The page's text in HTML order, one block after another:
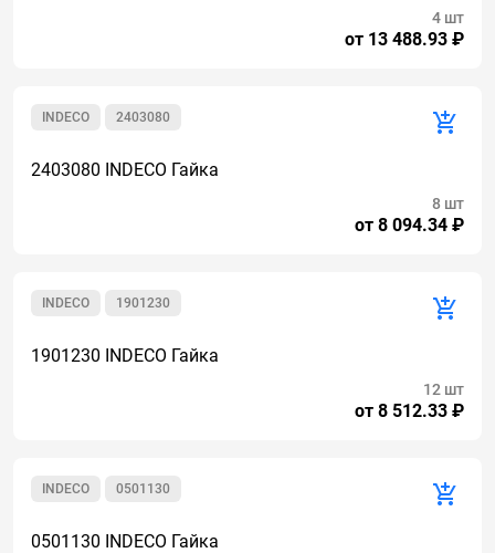
от 13 488.93 ₽
4 шт
2403080
INDECO
2403080 INDECO Гайка
от 8 094.34 ₽
8 шт
1901230
INDECO
1901230 INDECO Гайка
от 8 512.33 ₽
12 шт
0501130
INDECO
0501130 INDECO Гайка